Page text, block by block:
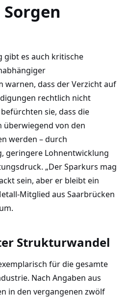
gibt es auch kritische
dass der Verzicht auf
rechtlich nicht
sie, dass die
überwiegend von den
werden – durch
geringere Lohnentwicklung
„Der Sparkurs mag
sein, aber er bleibt ein
Mitglied aus Saarbrücken
Strukturwandel
für die gesamte
Nach Angaben aus
in den vergangenen zwölf